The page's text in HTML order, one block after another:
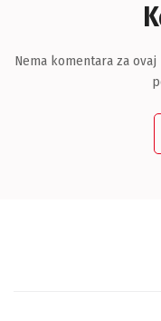
Nema komentara za